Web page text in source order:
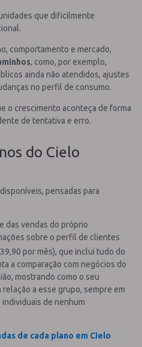
que dificilmente
comportamento e mercado,
, como, por exemplo,
ainda não atendidos, ajustes
no perfil de consumo.
o crescimento aconteça de forma
de tentativa e erro.
do Cielo
pensadas para
das vendas do próprio
sobre o perfil de clientes
por mês), que inclui tudo do
a comparação com negócios do
mostrando como o seu
a esse grupo, sempre em
de nenhum
de cada plano em Cielo